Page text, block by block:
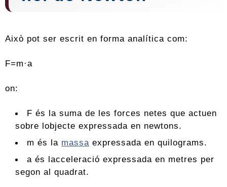
Això pot ser escrit en forma analítica com:
F=m·a
on:
F és la suma de les forces netes que actuen
sobre lobjecte expressada en newtons.
m és la massa expressada en quilograms.
a és lacceleració expressada en metres per
segon al quadrat.